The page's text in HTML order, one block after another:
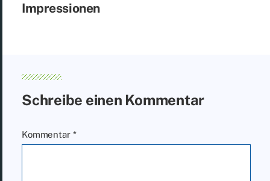
Im­pres­sio­nen
Schreibe einen Kommentar
Kommentar *